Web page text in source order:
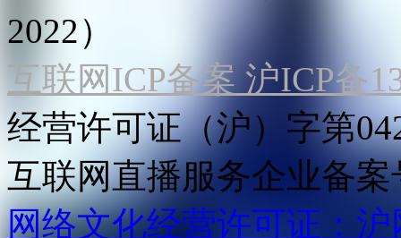
2022）
互联网ICP备案 沪ICP备
经营许可证（沪）字第
互联网直播服务企业备案
网络文化经营许可证：沪